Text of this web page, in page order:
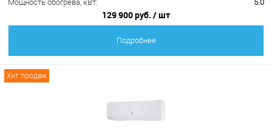
Мощность обогрева, кВт: 5.0
129 900 руб. / шт
Подробнее
Хит продаж